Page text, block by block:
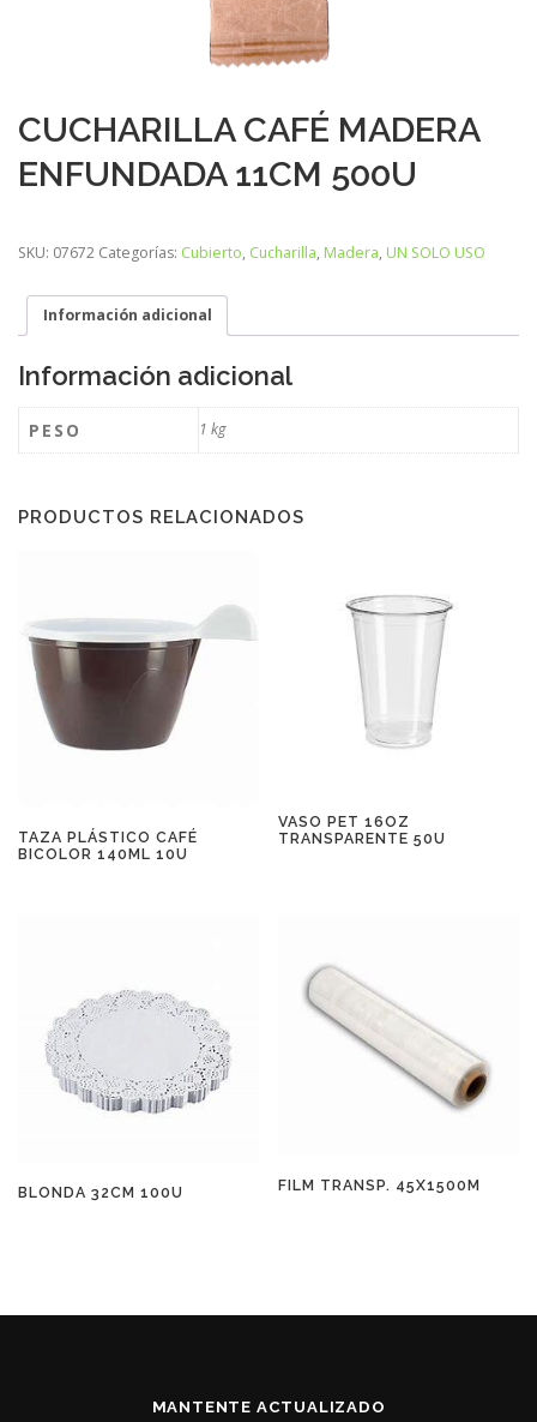
CUCHARILLA CAFÉ MADERA
ENFUNDADA 11CM 500U
SKU: 07672 Categorías: Cubierto, Cucharilla, Madera, UN SOLO USO
Información adicional
Información adicional
PESO 1 kg
PRODUCTOS RELACIONADOS
TAZA PLÁSTICO CAFÉ
BICOLOR 140ML 10U
VASO PET 16OZ
TRANSPARENTE 50U
BLONDA 32CM 100U FILM TRANSP. 45X1500M
MANTENTE ACTUALIZADO